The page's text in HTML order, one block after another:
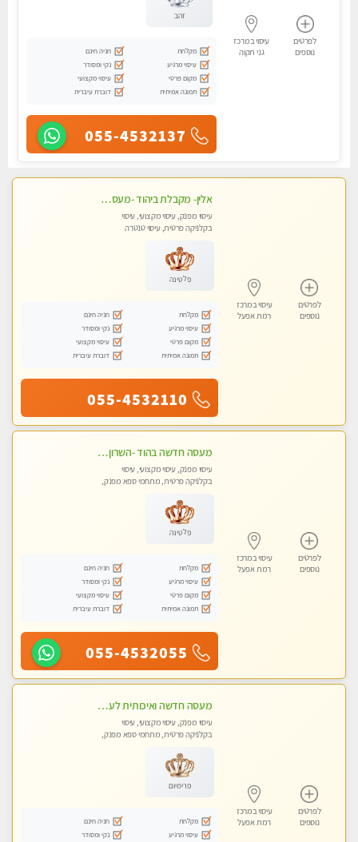
לפרטים
נוספים
עיסוי במרכז
גני תקוה
זהב
מקלחת
חניה חינם
עיסוי מרגיע
נקי ומסודר
מקום פרטי
עיסוי מקצועי
תמונה אמיתית
דוברת עיברית
055-4532137
לפרטים
נוספים
עיסוי במרכז
רמת אפעל
אלין- מקבלת ביהוד -מעסה פרטית ואיכותית לבד ביהוד . עיסוי מפנק אצלי ביהוד
עיסוי מפנק, עיסוי מקצועי, עיסוי
בקלניקה פרטית, עיסוי טנטרה
פלטינה
מקלחת
חניה חינם
עיסוי מרגיע
נקי ומסודר
מקום פרטי
עיסוי מקצועי
תמונה אמיתית
דוברת עיברית
055-4532110
לפרטים
נוספים
עיסוי במרכז
רמת אפעל
מעסה חדשה בהוד -השרון -כל סוגי העיסויים מעסה מקצועית ואיכותית פרטי!!!מומלץ לחלוטין!!
עיסוי מפנק, עיסוי מקצועי, עיסוי
בקלניקה פרטית, מתחמי ספא מפנק,
פלטינה
מקלחת
חניה חינם
עיסוי מרגיע
נקי ומסודר
מקום פרטי
עיסוי מקצועי
תמונה אמיתית
דוברת עיברית
055-4532055
לפרטים
נוספים
עיסוי במרכז
רמת אפעל
מעסה חדשה ואיכותית לעיסוי מרגיע ומפנק VIP-מומלץ לחלוטין! פרטי! ​​​​​​ Highly recommended
עיסוי מפנק, עיסוי מקצועי, עיסוי
בקלניקה פרטית, מתחמי ספא מפנק,
פרימיום
מקלחת
חניה חינם
עיסוי מרגיע
נקי ומסודר